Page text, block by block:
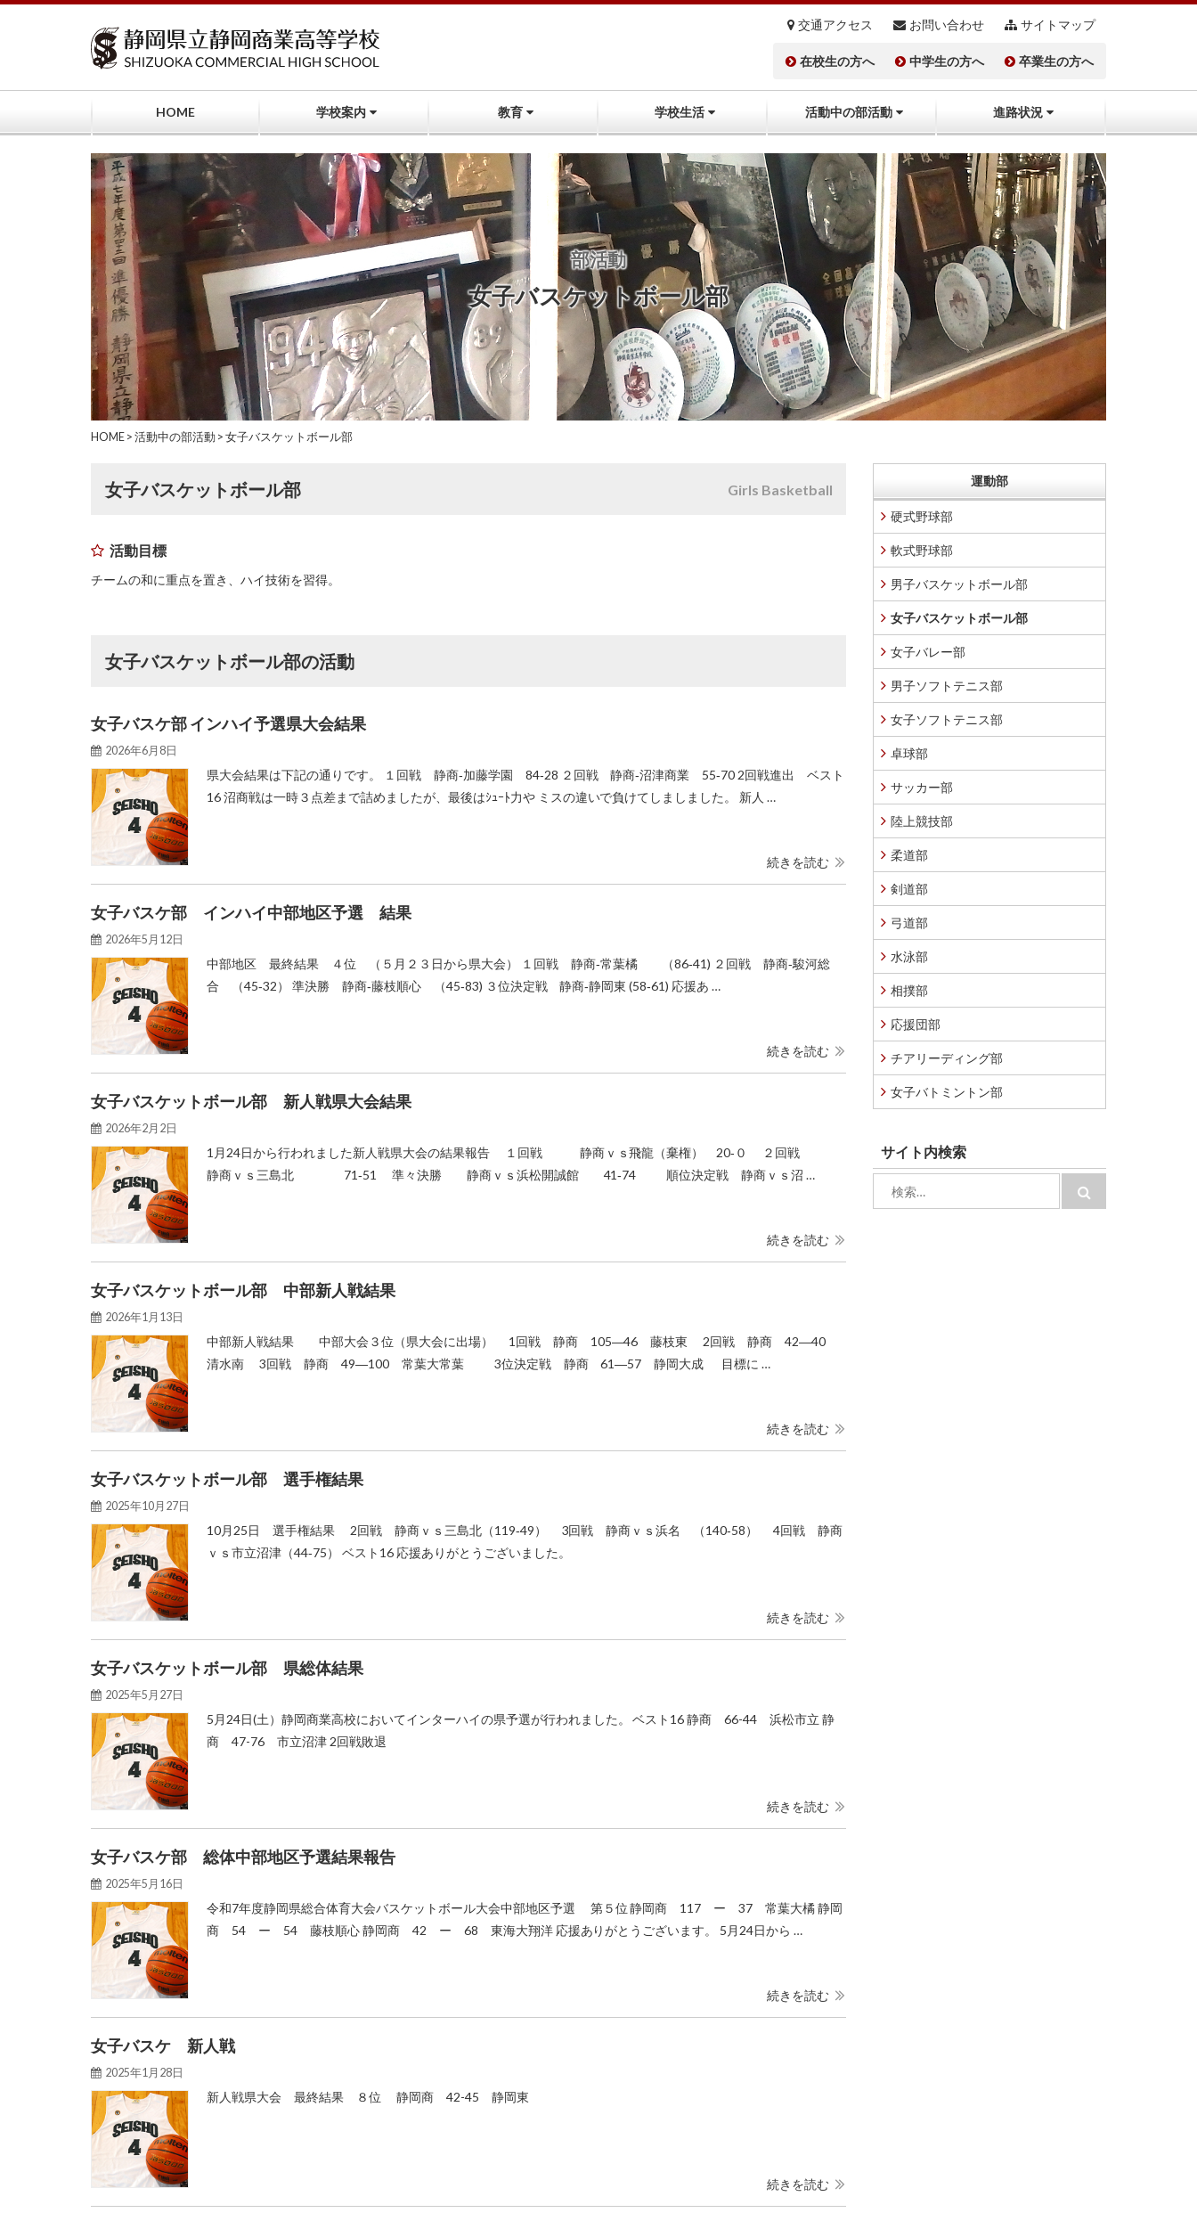
コ
キ
交通アクセス お問い合わせ サイトマップ
在校生の方へ 中学生の方へ 卒業生の方へ
HOME 学校案内 教育 学校生活 活動中の部活動 進路状況
部活動
女子バスケットボール部
HOME> 活動中の部活動 > 女子バスケットボール部
女子バスケットボール部 Girls Basketball
活動目標
チームの和に重点を置き、ハイ技術を習得。
女子バスケットボール部の活動
女子バスケ部 インハイ予選県大会結果
2026年6月8日
県大会結果は下記の通りです。 １回戦 静商‐加藤学園 84‐28 ２回戦 静商‐沼津商業 55‐70 2回戦進出 ベスト
16 沼商戦は一時３点差まで詰めましたが、最後はｼｭｰﾄ力や ミスの違いで負けてしましました。 新人 …
続きを読む
女子バスケ部 インハイ中部地区予選 結果
2026年5月12日
中部地区 最終結果 ４位 （５月２３日から県大会） １回戦 静商‐常葉橘 （86‐41) ２回戦 静商‐駿河総
合 （45‐32） 準決勝 静商‐藤枝順心 （45‐83) ３位決定戦 静商‐静岡東 (58‐61) 応援あ …
続きを読む
女子バスケットボール部 新人戦県大会結果
2026年2月2日
1月24日から行われました新人戦県大会の結果報告 １回戦 静商ｖｓ飛龍（棄権） 20‐０ ２回戦
静商ｖｓ三島北 71‐51 準々決勝 静商ｖｓ浜松開誠館 41‐74 順位決定戦 静商ｖｓ沼 …
続きを読む
女子バスケットボール部 中部新人戦結果
2026年1月13日
中部新人戦結果 中部大会３位（県大会に出場） 1回戦 静商 105―46 藤枝東 2回戦 静商 42―40
清水南 3回戦 静商 49―100 常葉大常葉 3位決定戦 静商 61―57 静岡大成 目標に …
続きを読む
女子バスケットボール部 選手権結果
2025年10月27日
10月25日 選手権結果 2回戦 静商ｖｓ三島北（119‐49） 3回戦 静商ｖｓ浜名 （140‐58） 4回戦 静商
ｖｓ市立沼津（44‐75） ベスト16 応援ありがとうございました。
続きを読む
女子バスケットボール部 県総体結果
2025年5月27日
5月24日(土）静岡商業高校においてインターハイの県予選が行われました。 ベスト16 静商 66-44 浜松市立 静
商 47-76 市立沼津 2回戦敗退
続きを読む
女子バスケ部 総体中部地区予選結果報告
2025年5月16日
令和7年度静岡県総合体育大会バスケットボール大会中部地区予選 第５位 静岡商 117 ー 37 常葉大橘 静岡
商 54 ー 54 藤枝順心 静岡商 42 ー 68 東海大翔洋 応援ありがとうございます。 5月24日から …
続きを読む
女子バスケ 新人戦
2025年1月28日
新人戦県大会 最終結果 ８位 静岡商 42-45 静岡東
続きを読む
運動部
硬式野球部
軟式野球部
男子バスケットボール部
女子バスケットボール部
女子バレー部
男子ソフトテニス部
女子ソフトテニス部
卓球部
サッカー部
陸上競技部
柔道部
剣道部
弓道部
水泳部
相撲部
応援団部
チアリーディング部
女子バトミントン部
サイト内検索
索